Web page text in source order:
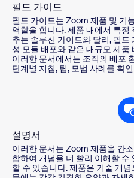
필드 가이드
필드 가이드는 Zoom 제품 및 기
역할을 합니다. 제품 내에서 특
추는 솔루션 가이드와 달리, 필
성 모듈 배포와 같은 대규모 제
이러한 문서에서는 조직의 배포
단계별 지침, 팁, 모범 사례를 확
설명서
이러한 문서는 Zoom 제품을 간
합하여 개념을 더 빨리 이해할
할 수 있습니다. 제품은 기술 개